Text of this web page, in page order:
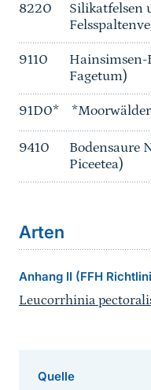
8220
Silikatfelsen
9110
Fagetum)
91D0* *Moorwälder
9410
Bodensaure
Piceetea)
Arten
Anhang II (FFH
Leucorrhinia
Quelle